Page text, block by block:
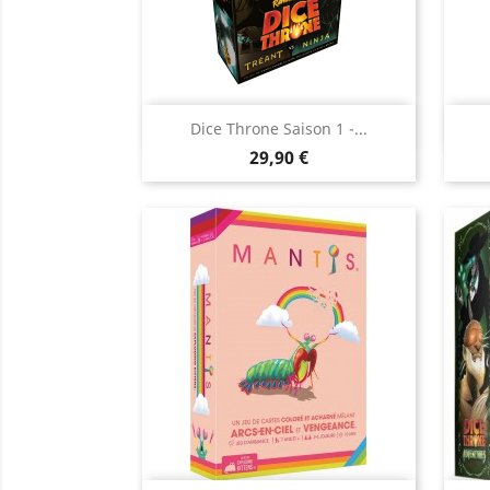
Dice Throne Saison 1 -...
Prix
29,90 €
Aperçu rapide